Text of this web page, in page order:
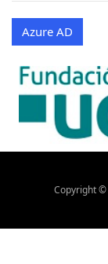
Azure AD
Copyright ©